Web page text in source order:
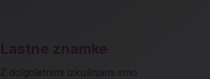
Lastne znamke
Z dolgoletnimi izkušnjami smo